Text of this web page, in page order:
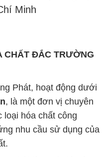
Minh
CHẤT ĐẮC TRƯỜNG
Phát, hoạt động dưới
, là một đơn vị chuyên
loại hóa chất công
nhu cầu sử dụng của